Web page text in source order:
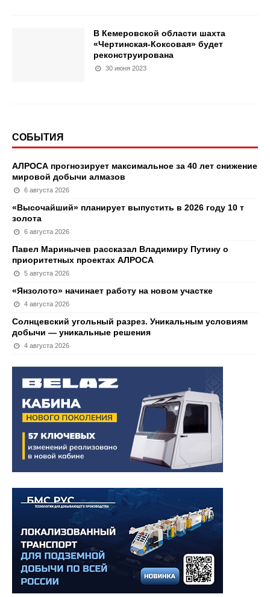
В Кемеровской области шахта
«Чертинская-Коксовая» будет
реконструирована
30 июня 2023
СОБЫТИЯ
АЛРОСА прогнозирует максимальное за 40 лет снижение
мировой добычи алмазов
6 августа 2026
«Высочайший» планирует выпустить в 2026 году 10 т
золота
6 августа 2026
Павел Маринычев рассказал Владимиру Путину о
приоритетных проектах АЛРОСА
5 августа 2026
«Янзолото» начинает работу на новом участке
4 августа 2026
Солнцевский угольный разрез. Уникальным условиям
добычи — уникальные решения
4 августа 2026